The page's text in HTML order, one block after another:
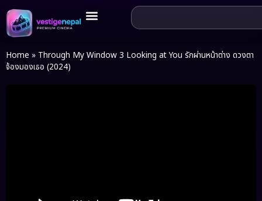
Home » Through My Window 3 Looking at You รักผ่านหน้าต่าง ดวงตา
จ้องมองเธอ (2024)